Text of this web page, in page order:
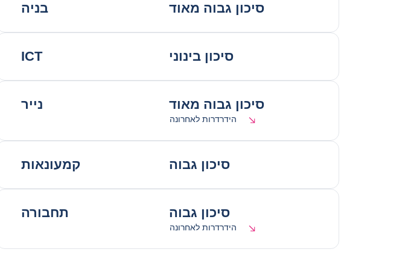
בניה סיכון גבוה מאוד
ICT סיכון בינוני
נייר סיכון גבוה מאוד
הידרדרות לאחרונה
קמעונאות סיכון גבוה
תחבורה סיכון גבוה
הידרדרות לאחרונה